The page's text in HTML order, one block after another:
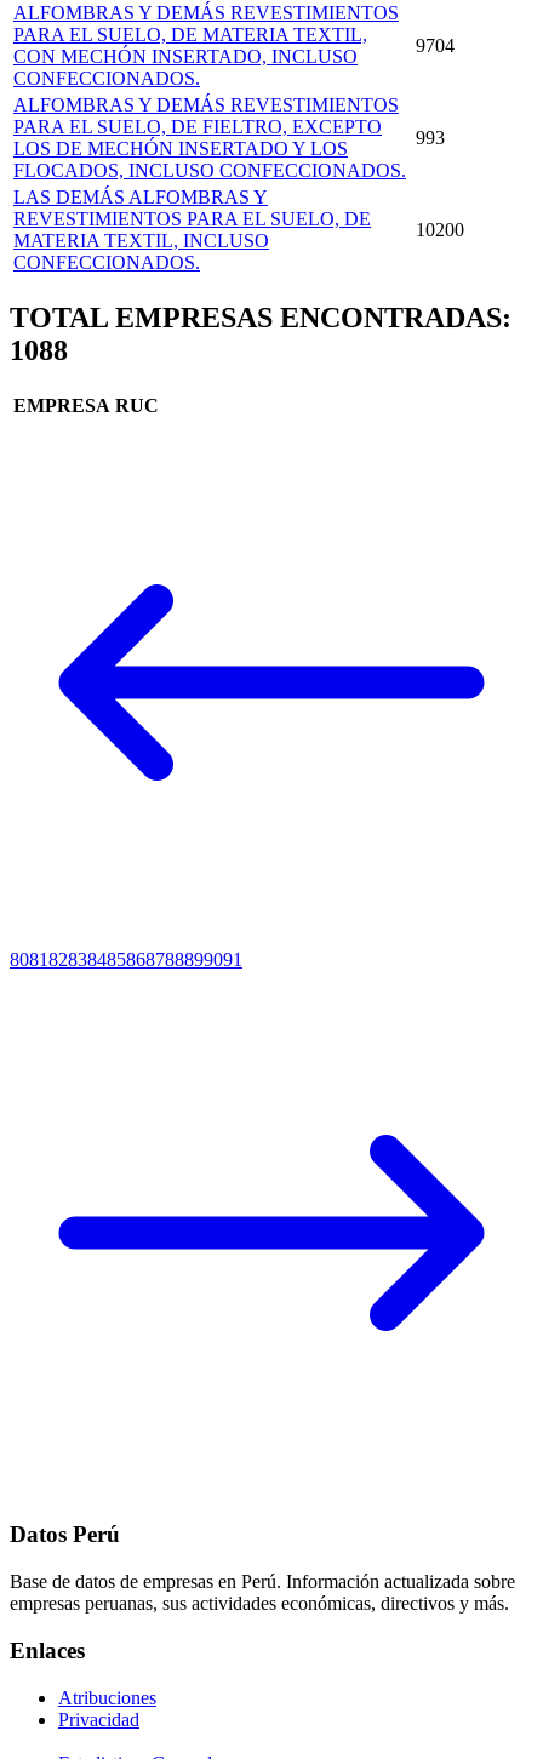
ALFOMBRAS Y DEMÁS REVESTIMIENTOS
PARA EL SUELO, DE MATERIA TEXTIL,
CON MECHÓN INSERTADO, INCLUSO
CONFECCIONADOS.
9704
ALFOMBRAS Y DEMÁS REVESTIMIENTOS
PARA EL SUELO, DE FIELTRO, EXCEPTO
LOS DE MECHÓN INSERTADO Y LOS
FLOCADOS, INCLUSO CONFECCIONADOS.
993
LAS DEMÁS ALFOMBRAS Y
REVESTIMIENTOS PARA EL SUELO, DE
MATERIA TEXTIL, INCLUSO
CONFECCIONADOS.
10200
TOTAL EMPRESAS ENCONTRADAS:
1088
EMPRESA RUC
808182838485868788899091
Datos Perú
Base de datos de empresas en Perú. Información actualizada sobre
empresas peruanas, sus actividades económicas, directivos y más.
Enlaces
Atribuciones
Privacidad